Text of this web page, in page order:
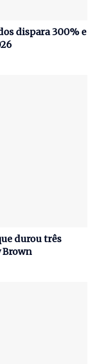
dispara 300% e
durou três
Brown